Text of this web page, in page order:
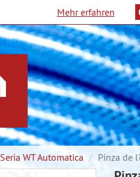
Mehr erfahren
Seria WT Automatica Pinza de